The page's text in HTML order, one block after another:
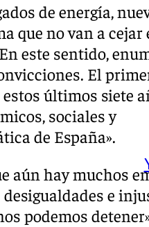
de energía,
que no van a cejar
este sentido,
El
últimos siete
sociales y
de España».
aún hay muchos
desigualdades e
podemos